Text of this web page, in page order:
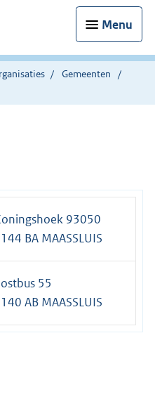
Menu
Gemeenten
93050
BA MAASSLUIS
55
AB MAASSLUIS